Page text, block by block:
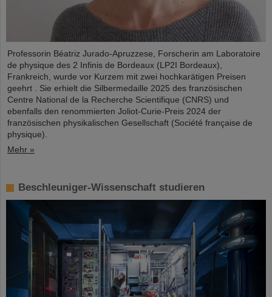
Professorin Béatriz Jurado-Apruzzese, Forscherin am Laboratoire
de physique des 2 Infinis de Bordeaux (LP2I Bordeaux),
Frankreich, wurde vor Kurzem mit zwei hochkarätigen Preisen
geehrt . Sie erhielt die Silbermedaille 2025 des französischen
Centre National de la Recherche Scientifique (CNRS) und
ebenfalls den renommierten Joliot-Curie-Preis 2024 der
französischen physikalischen Gesellschaft (Société française de
physique).
Mehr »
Beschleuniger-Wissenschaft studieren